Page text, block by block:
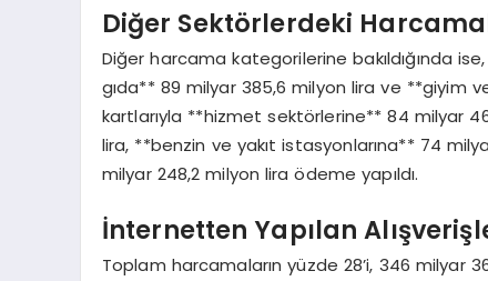
Diğer Sektörlerdeki
Diğer harcama kategorilerine bakıldığında
gıda** 89 milyar 385,6 milyon lira ve **giyim
kartlarıyla **hizmet sektörlerine** 84 milyar
lira, **benzin ve yakıt istasyonlarına** 74
milyar 248,2 milyon lira ödeme yapıldı.
İnternetten Yapılan
Toplam harcamaların yüzde 28’i, 346 milyar